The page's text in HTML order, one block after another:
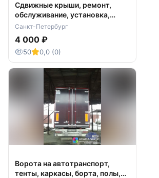
Сдвижные крыши, ремонт,
обслуживание, установка,
тенты
Санкт-Петербург
4 000 ₽
50 0,0 (0)
Ворота на автотранспорт,
тенты, каркасы, борта, полы,